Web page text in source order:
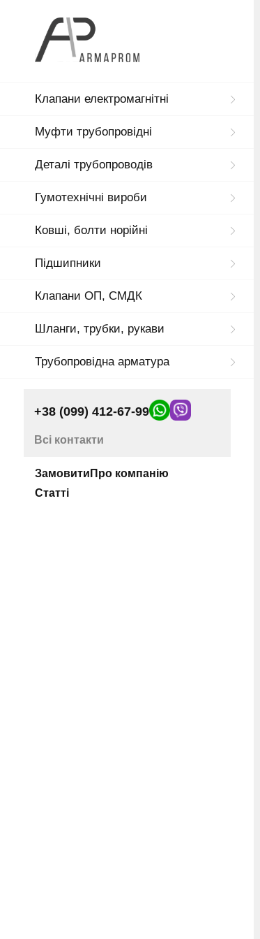
Клапани електромагнітні
Муфти трубопровідні
Деталі трубопроводів
Гумотехнічні вироби
Ковші, болти норійні
Підшипники
Клапани ОП, СМДК
Шланги, трубки, рукави
Трубопровідна арматура
+38 (099) 412-67-99
Всі контакти
Замовити
Статті
Про компанію